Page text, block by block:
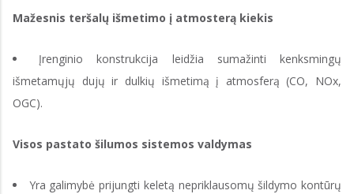
Mažesnis teršalų išmetimo į atmosterą kiekis
Įrenginio konstrukcija leidžia sumažinti kenksmingų
išmetamųjų dujų ir dulkių išmetimą į atmosferą (CO, NOx,
OGC).
Visos pastato šilumos sistemos valdymas
Yra galimybė prijungti keletą nepriklausomų šildymo kontūrų